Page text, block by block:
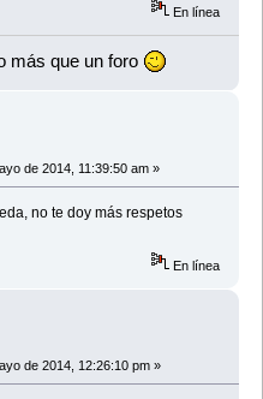
En línea
más que un foro
de 2014, 11:39:50 am »
no te doy más respetos
En línea
de 2014, 12:26:10 pm »